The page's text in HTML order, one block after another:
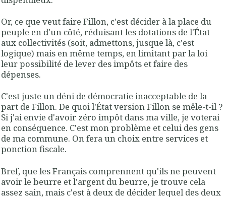
Or, ce que veut faire Fillon, c'est décider à la place du
peuple en d'un côté, réduisant les dotations de l'État
aux collectivités (soit, admettons, jusque là, c'est
logique) mais en même temps, en limitant par la loi
leur possibilité de lever des impôts et faire des
dépenses.
C'est juste un déni de démocratie inacceptable de la
part de Fillon. De quoi l'État version Fillon se mêle-t-il ?
Si j'ai envie d'avoir zéro impôt dans ma ville, je voterai
en conséquence. C'est mon problème et celui des gens
de ma commune. On fera un choix entre services et
ponction fiscale.
Bref, que les Français comprennent qu'ils ne peuvent
avoir le beurre et l'argent du beurre, je trouve cela
assez sain, mais c'est à deux de décider lequel des deux